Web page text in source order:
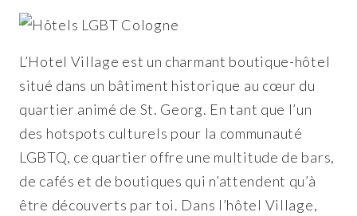
L’Hotel Village est un charmant boutique-hôtel
situé dans un bâtiment historique au cœur du
quartier animé de St. Georg. En tant que l’un
des hotspots culturels pour la communauté
LGBTQ, ce quartier offre une multitude de bars,
de cafés et de boutiques qui n’attendent qu’à
être découverts par toi. Dans l’hôtel Village,